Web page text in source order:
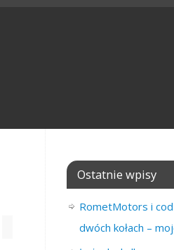
Ostatnie wpisy
RometMotors i
dwóch kołach –